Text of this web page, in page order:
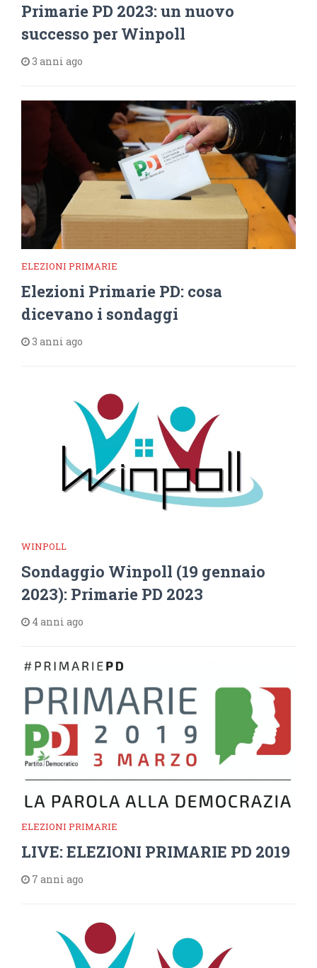
Primarie PD 2023: un nuovo
successo per Winpoll
3 anni ago
ELEZIONI PRIMARIE
Elezioni Primarie PD: cosa
dicevano i sondaggi
3 anni ago
WINPOLL
Sondaggio Winpoll (19 gennaio
2023): Primarie PD 2023
4 anni ago
ELEZIONI PRIMARIE
LIVE: ELEZIONI PRIMARIE PD 2019
7 anni ago